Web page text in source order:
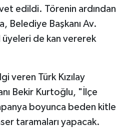
edildi. Törenin ardından
Belediye Başkanı Av.
de kan vererek
veren Türk Kızılay
Bekir Kurtoğlu, "İlçe
boyunca beden kitle
taramaları yapacak.